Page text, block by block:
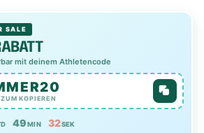
SALE
mit deinem Athletencode
KOPIEREN
49MIN 31SEK